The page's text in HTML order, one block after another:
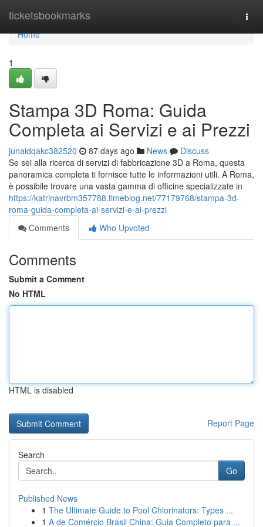
ticketsbookmarks
Home
Home
1
Stampa 3D Roma: Guida
Completa ai Servizi e ai Prezzi
junaidqakc382520 87 days ago News
Discuss
Se sei alla ricerca di servizi di fabbricazione 3D a Roma, questa
panoramica completa ti fornisce tutte le informazioni utili. A Roma,
è possibile trovare una vasta gamma di officine specializzate in
https://katrinavrbm357788.timeblog.net/77179768/stampa-3d-
roma-guida-completa-ai-servizi-e-ai-prezzi
Comments
Who Upvoted
Comments
Submit a Comment
No HTML
HTML is disabled
Report Page
Search
Go
Published News
1 The Ultimate Guide to Pool Chlorinators: Types ...
1 A de Comércio Brasil China: Guia Completo para ...